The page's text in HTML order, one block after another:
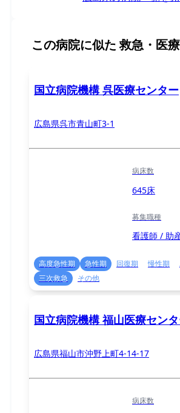
この病院に似た 救急・医
国立病院機構 呉医療センター
広島県呉市青山町3-1
病床数
645床
募集職種
看護師 / 助
高度急性期 急性期 回復期 慢性期
三次救急
その他
国立病院機構 福山医療セン
広島県福山市沖野上町4-14-17
病床数